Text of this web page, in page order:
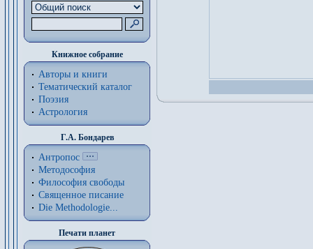
Книжное собрание
Авторы и книги
Тематический каталог
Поэзия
Астрология
Г.А. Бондарев
Антропос
Методософия
Философия cвободы
Священное писание
Die Methodologie...
Печати планет